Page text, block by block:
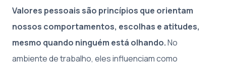
Valores pessoais são princípios que orientam
nossos comportamentos, escolhas e atitudes,
mesmo quando ninguém está olhando.No
ambiente de trabalho, eles influenciam como